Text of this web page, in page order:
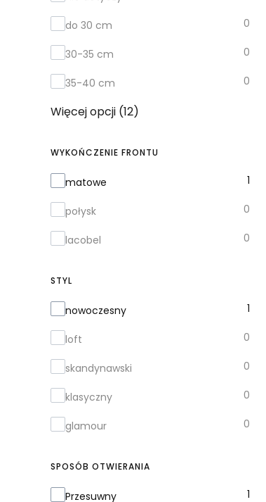
do 30 cm 0
30-35 cm 0
35-40 cm 0
Więcej opcji (12)
WYKOŃCZENIE FRONTU
Wykończenie frontu
matowe 1
połysk 0
lacobel 0
STYL
Stylnowoczesny 1
loft 0
skandynawski 0
klasyczny 0
glamour 0
SPOSÓB OTWIERANIA
Sposób otwierania
Przesuwny 1